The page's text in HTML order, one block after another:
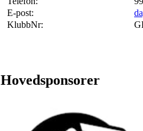
E-post:
KlubbNr:
Hovedsponsorer